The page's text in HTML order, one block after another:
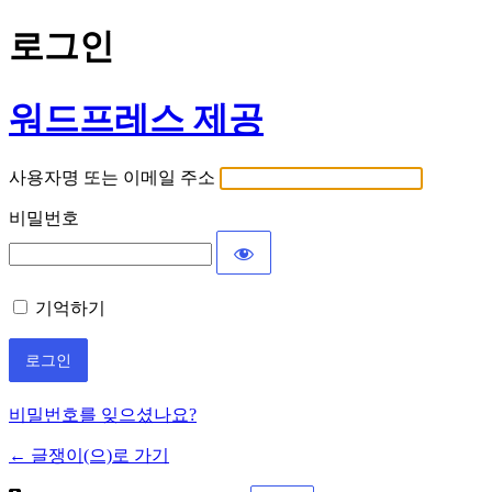
로그인
워드프레스 제공
사용자명 또는 이메일 주소
비밀번호
기억하기
비밀번호를 잊으셨나요?
← 글쟁이(으)로 가기